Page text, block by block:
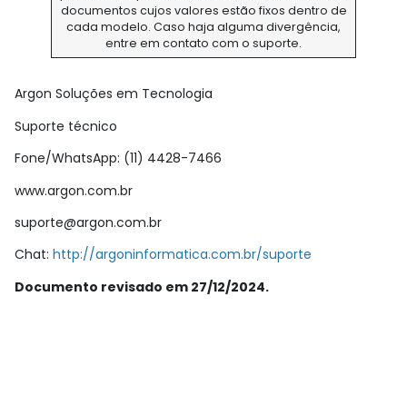
documentos cujos valores estão fixos dentro de
cada modelo. Caso haja alguma divergência,
entre em contato com o suporte.
Argon Soluções em Tecnologia
Suporte técnico
Fone/WhatsApp: (11) 4428-7466
www.argon.com.br
suporte@argon.com.br
Chat: http://argoninformatica.com.br/suporte
Documento revisado em 27/12/2024.